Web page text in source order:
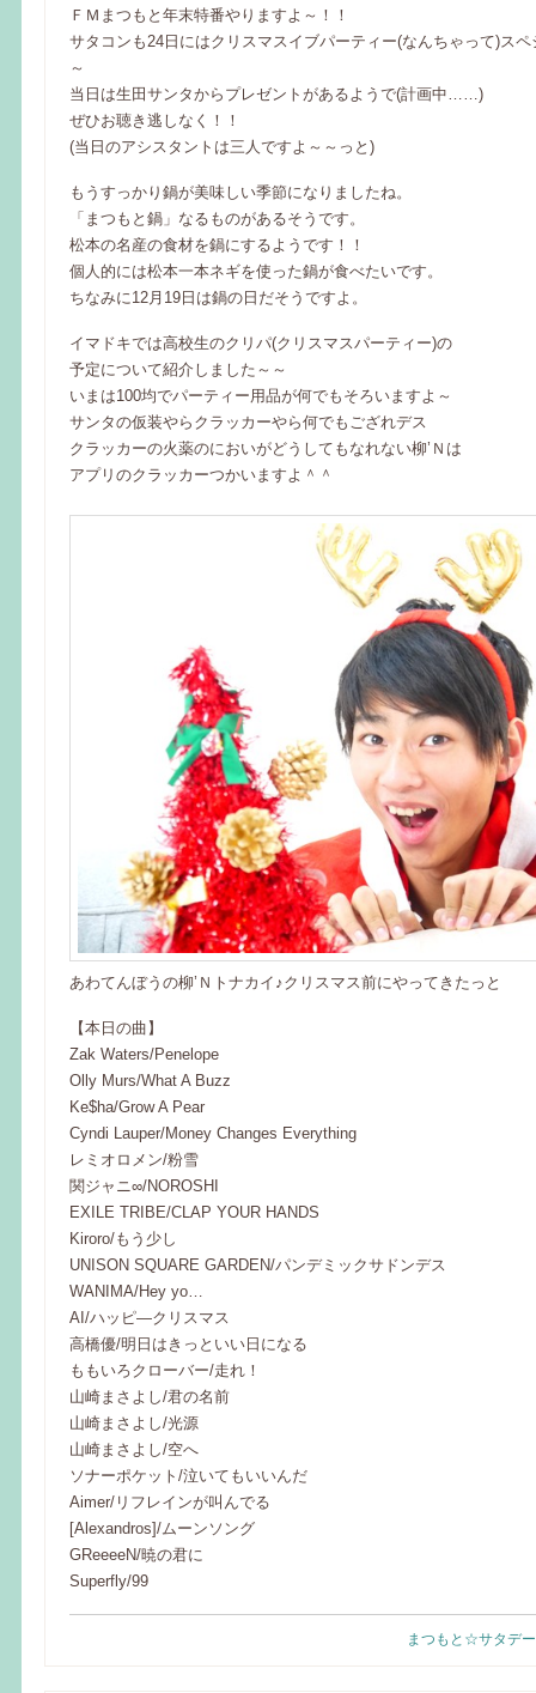
ＦＭまつもと年末特番やりますよ～！！
サタコンも24日にはクリスマスイブパーティー(なんちゃって)ス
～
当日は生田サンタからプレゼントがあるようで(計画中……)
ぜひお聴き逃しなく！！
(当日のアシスタントは三人ですよ～～っと)
もうすっかり鍋が美味しい季節になりましたね。
「まつもと鍋」なるものがあるそうです。
松本の名産の食材を鍋にするようです！！
個人的には松本一本ネギを使った鍋が食べたいです。
ちなみに12月19日は鍋の日だそうですよ。
イマドキでは高校生のクリパ(クリスマスパーティー)の
予定について紹介しました～～
いまは100均でパーティー用品が何でもそろいますよ～
サンタの仮装やらクラッカーやら何でもござれデス
クラッカーの火薬のにおいがどうしてもなれない柳’Ｎは
アプリのクラッカーつかいますよ＾＾
あわてんぼうの柳’Ｎトナカイ♪クリスマス前にやってきたっと
【本日の曲】
Zak Waters/Penelope
Olly Murs/What A Buzz
Ke$ha/Grow A Pear
Cyndi Lauper/Money Changes Everything
レミオロメン/粉雪
関ジャニ∞/NOROSHI
EXILE TRIBE/CLAP YOUR HANDS
Kiroro/もう少し
UNISON SQUARE GARDEN/パンデミックサドンデス
WANIMA/Hey yo…
AI/ハッピ―クリスマス
高橋優/明日はきっといい日になる
ももいろクローバー/走れ！
山崎まさよし/君の名前
山崎まさよし/光源
山崎まさよし/空へ
ソナーポケット/泣いてもいいんだ
Aimer/リフレインが叫んでる
[Alexandros]/ムーンソング
GReeeeN/暁の君に
Superfly/99
まつもと☆サタデ